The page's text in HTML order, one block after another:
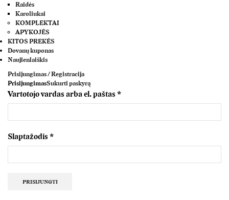
Raidės
Karoliukai
KOMPLEKTAI
APYKOJĖS
KITOS PREKĖS
Dovanų kuponas
Naujienlaiškis
Prisijungimas / Registracija
PrisijungimasSukurti paskyrą
Vartotojo vardas arba el. paštas*
Slaptažodis*
PRISIJUNGTI